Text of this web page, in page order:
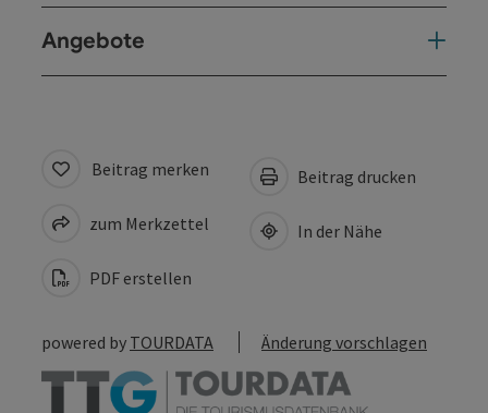
Angebote
Beitrag merken
zum Merkzettel
PDF erstellen
Beitrag drucken
In der Nähe
powered by TOURDATA Änderung vorschlagen